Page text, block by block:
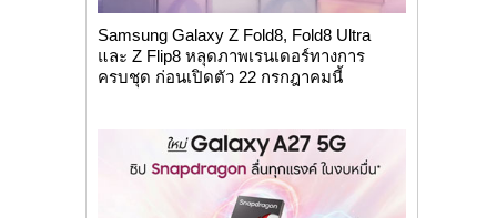
Samsung Galaxy Z Fold8, Fold8 Ultra
และ Z Flip8 หลุดภาพเรนเดอร์ทางการ
ครบชุด ก่อนเปิดตัว 22 กรกฎาคมนี้